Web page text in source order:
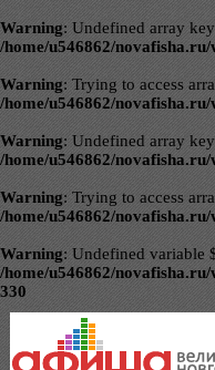
Warning: Undefined array
/home/u546862/
Warning: Trying to access
/home/u546862/
Warning: Undefined array
/home/u546862/
Warning: Trying to access
/home/u546862/
Warning: Undefined variable
/home/u546862/
330